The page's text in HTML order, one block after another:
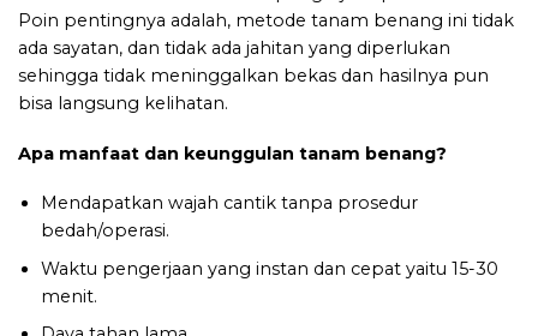
Poin pentingnya adalah, metode tanam benang ini tidak
ada sayatan, dan tidak ada jahitan yang diperlukan
sehingga tidak meninggalkan bekas dan hasilnya pun
bisa langsung kelihatan.
Apa manfaat dan keunggulan tanam benang?
Mendapatkan wajah cantik tanpa prosedur
bedah/operasi.
Waktu pengerjaan yang instan dan cepat yaitu 15-30
menit.